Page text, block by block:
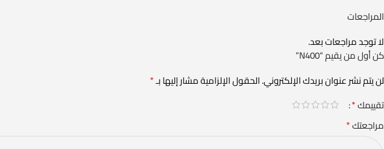
المراجعات
لا توجد مراجعات بعد.
كن أول من يقيم “N400”
لن يتم نشر عنوان بريدك الإلكتروني.الحقول الإلزامية مشار إليها بـ*
تقييمك*
مراجعتك*